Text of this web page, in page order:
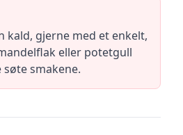
kald, gjerne med et enkelt,
eller potetgull
smakene.